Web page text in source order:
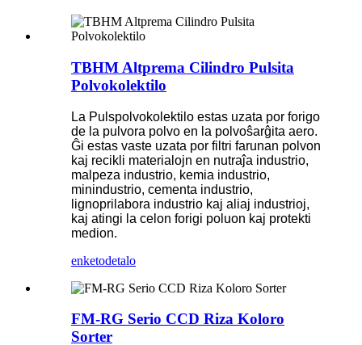
TBHM Altprema Cilindro Pulsita
Polvokolektilo
La Pulspolvokolektilo estas uzata por forigo
de la pulvora polvo en la polvoŝarĝita aero.
Ĝi estas vaste uzata por filtri farunan polvon
kaj recikli materialojn en nutraĵa industrio,
malpeza industrio, kemia industrio,
minindustrio, cementa industrio,
lignoprilabora industrio kaj aliaj industrioj,
kaj atingi la celon forigi poluon kaj protekti
medion.
enketodetalo
FM-RG Serio CCD Riza Koloro
Sorter